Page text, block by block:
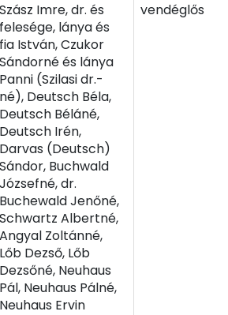
Szász Imre, dr. és
felesége, lánya és
fia István, Czukor
Sándorné és lánya
Panni (Szilasi dr.-
né), Deutsch Béla,
Deutsch Béláné,
Deutsch Irén,
Darvas (Deutsch)
Sándor, Buchwald
Józsefné, dr.
Buchewald Jenőné,
Schwartz Albertné,
Angyal Zoltánné,
Lőb Dezső, Lőb
Dezsőné, Neuhaus
Pál, Neuhaus Pálné,
Neuhaus Ervin
vendéglős